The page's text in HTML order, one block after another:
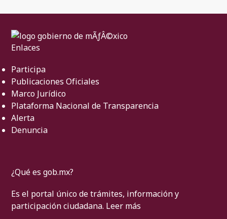
Enlaces
Participa
Publicaciones Oficiales
Marco Jurídico
Plataforma Nacional de Transparencia
Alerta
Denuncia
¿Qué es gob.mx?
Es el portal único de trámites, información y
participación ciudadana. Leer más